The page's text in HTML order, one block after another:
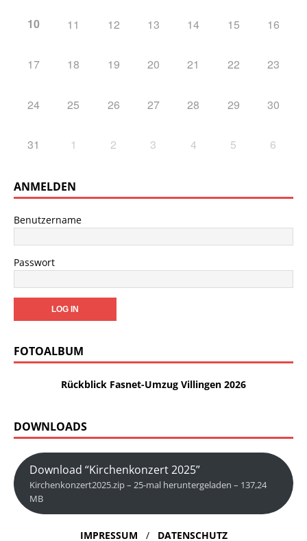
10 11 12 13 14 15 16
17 18 19 20 21 22 23
24 25 26 27 28 29 30
31 1 2 3 4 5 6
ANMELDEN
Benutzername
Passwort
FOTOALBUM
Rückblick Fasnet-Umzug Villingen 2026
DOWNLOADS
Download “Kirchenkonzert 2025”
Kirchenkonzert2025.zip – 25-mal heruntergeladen – 137,24
MB
IMPRESSUM / DATENSCHUTZ